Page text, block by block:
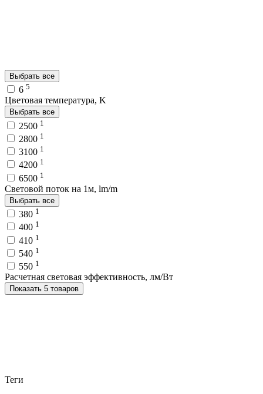
Выбрать все
6 5
Цветовая температура, K
Выбрать все
2500 1
2800 1
3100 1
4200 1
6500 1
Световой поток на 1м, lm/m
Выбрать все
380 1
400 1
410 1
540 1
550 1
Расчетная световая эффективность, лм/Вт
Показать 5 товаров
Теги